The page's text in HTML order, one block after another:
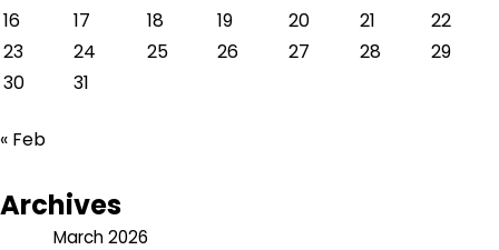
16
17 18 19 20 21
22
23
24 25 26 27 28
29
30
31
« Feb
Archives
March 2026